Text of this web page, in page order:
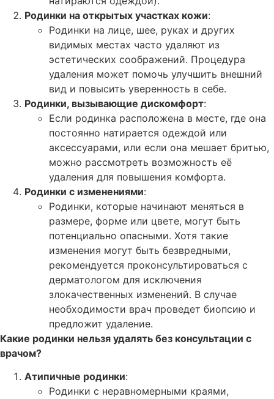
Родинки на открытых участках кожи:
Родинки на лице, шее, руках и других
видимых местах часто удаляют из
эстетических соображений. Процедура
удаления может помочь улучшить внешний
вид и повысить уверенность в себе.
Родинки, вызывающие дискомфорт:
Если родинка расположена в месте, где она
постоянно натирается одеждой или
аксессуарами, или если она мешает бритью,
можно рассмотреть возможность её
удаления для повышения комфорта.
Родинки с изменениями:
Родинки, которые начинают меняться в
размере, форме или цвете, могут быть
потенциально опасными. Хотя такие
изменения могут быть безвредными,
рекомендуется проконсультироваться с
дерматологом для исключения
злокачественных изменений. В случае
необходимости врач проведет биопсию и
предложит удаление.
Какие родинки нельзя удалять без консультации с
врачом?
Атипичные родинки:
Родинки с неравномерными краями,